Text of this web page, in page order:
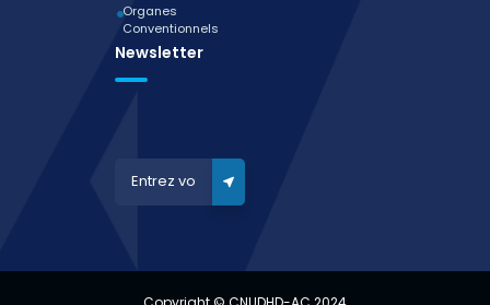
Organes
Conventionnels
Newsletter